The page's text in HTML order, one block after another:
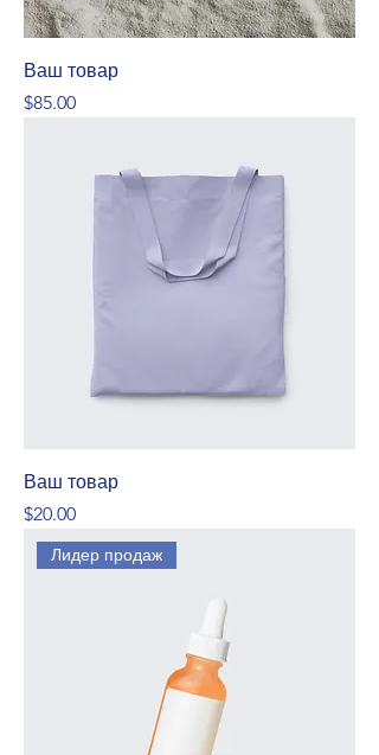
Ваш товар
Price
$85.00
Ваш товар
Price
$20.00
Лидер продаж